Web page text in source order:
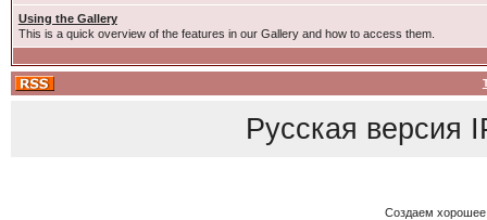
Using the Gallery
This is a quick overview of the features in our Gallery and how to access them.
Русская версия
Создаем